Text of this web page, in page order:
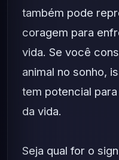
também pode
coragem para
vida. Se você
animal no sonho,
tem potencial
da vida.
Seja qual for o